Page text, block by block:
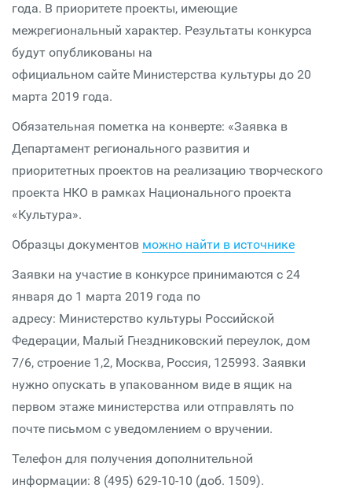
года. В приоритете проекты, имеющие
межрегиональный характер. Результаты конкурса
будут опубликованы на
официальном сайте Министерства культуры до 20
марта 2019 года.
Обязательная пометка на конверте: «Заявка в
Департамент регионального развития и
приоритетных проектов на реализацию творческого
проекта НКО в рамках Национального проекта
«Культура».
Образцы документов можно найти в источнике
Заявки на участие в конкурсе принимаются с 24
января до 1 марта 2019 года по
адресу: Министерство культуры Российской
Федерации, Малый Гнездниковский переулок, дом
7/6, строение 1,2, Москва, Россия, 125993. Заявки
нужно опускать в упакованном виде в ящик на
первом этаже министерства или отправлять по
почте письмом с уведомлением о вручении.
Телефон для получения дополнительной
информации: 8 (495) 629-10-10 (доб. 1509).